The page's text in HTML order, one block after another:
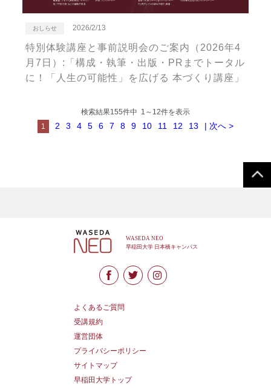
おしらせ 2026/2/13
特別体験講座と事前説明会のご案内（2026年4
月7日）:「構成・執筆・出版・PRまでトータル
に！「人生の可能性」を広げる 本づくり講座」
検索結果155件中 1～12件を表示
1
2 3 4 5 6 7 8 9 10 11 12 13 | 次へ >
よくあるご質問
受講規約
運営団体
プライバシーポリシー
サイトマップ
早稲田大学トップ